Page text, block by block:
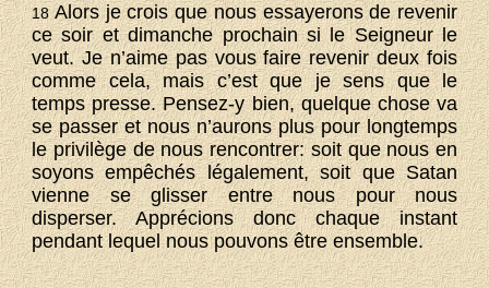
18Alors je crois que nous essayerons de revenir
ce soir et dimanche prochain si le Seigneur le
veut. Je n’aime pas vous faire revenir deux fois
comme cela, mais c’est que je sens que le
temps presse. Pensez-y bien, quelque chose va
se passer et nous n’aurons plus pour longtemps
le privilège de nous rencontrer: soit que nous en
soyons empêchés légalement, soit que Satan
vienne se glisser entre nous pour nous
disperser. Apprécions donc chaque instant
pendant lequel nous pouvons être ensemble.